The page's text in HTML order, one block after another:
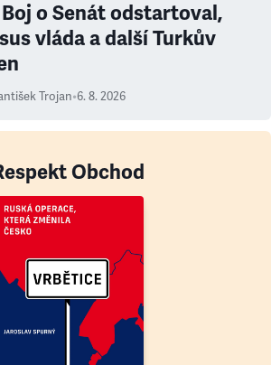
o Senát odstartoval,
vláda a další Turkův
Trojan•6. 8. 2026
Obchod